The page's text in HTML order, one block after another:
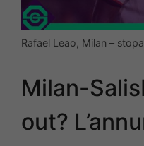
Rafael Leao, Milan –
Milan-
out?